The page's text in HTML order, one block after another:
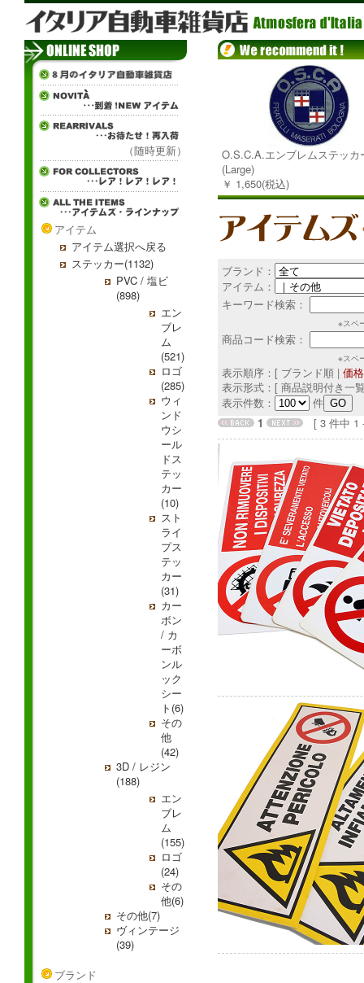
（随時更新）
アイテム
アイテム選択へ戻る
ステッカー(1132)
PVC / 塩ビ
(898)
エン
ブレ
ム
(521)
ロゴ
(285)
ウィ
ンド
ウシ
ール
ドス
テッ
カー
(10)
スト
ライ
プス
テッ
カー
(31)
カー
ボン
/ カ
ーボ
ンル
ック
シー
ト(6)
その
他
(42)
3D / レジン
(188)
エン
ブレ
ム
(155)
ロゴ
(24)
その
他(6)
その他(7)
ヴィンテージ
(39)
ブランド
O.S.C.A.エンブレムステッカ
(Large)
￥ 1,650(税込)
ブランド：
アイテム：
キーワード検索：
※スペ
商品コード検索：
※スペ
表示順序：[ ブランド順 | 価
表示形式：[ 商品説明付き一
表示件数：
件
1
[ 3 件中 1